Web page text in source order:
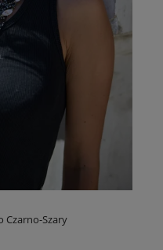
Czarno-Szary